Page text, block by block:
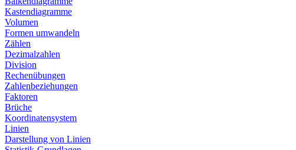
Kastendiagramme
Volumen
Formen umwandeln
Zählen
Dezimalzahlen
Division
Rechenübungen
Zahlenbeziehungen
Faktoren
Brüche
Koordinatensystem
Linien
Darstellung von Linien